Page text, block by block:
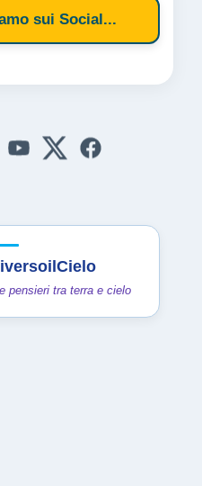
sui Social...
pensieri tra terra e cielo